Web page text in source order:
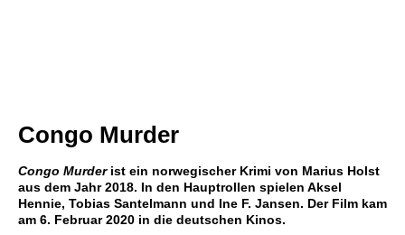
Congo Murder
Congo Murderist ein norwegischer Krimi von Marius Holst
aus dem Jahr 2018. In den Hauptrollen spielen Aksel
Hennie, Tobias Santelmann und Ine F. Jansen. Der Film kam
am 6. Februar 2020 in die deutschen Kinos.